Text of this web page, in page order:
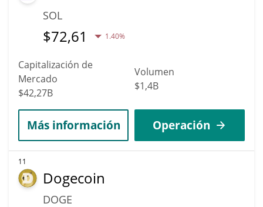
SOL
$72,61 1.40%
Capitalización de
Mercado
$42,27B
Volumen
$1,4B
Más información Operación
11
Dogecoin
DOGE